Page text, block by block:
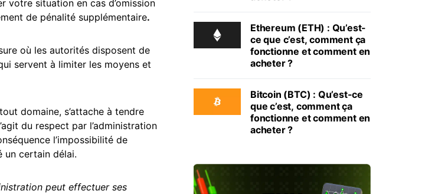
votre situation en cas d’omission
de pénalité supplémentaire.
où les autorités disposent de
servent à limiter les moyens et
domaine, s’attache à tendre
du respect par l’administration
l’impossibilité de
un certain délai.
peut effectuer ses
Ethereum (ETH) : Qu’est-
ce que c’est, comment ça
fonctionne et comment en
acheter ?
Bitcoin (BTC) : Qu’est-ce
que c’est, comment ça
fonctionne et comment en
acheter ?